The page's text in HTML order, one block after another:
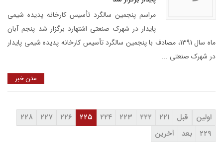
مراسم پنجمین سالگرد تأسیس کارخانه پدیده شیمی
پایدار در شهرک صنعتی اشتهارد برگزار شد پنجم آبان
ماه سال 1391، مصادف با پنجمین سالگرد تأسیس کارخانه پدیده شیمی پایدار
در شهرک صنعتی ...
متن خبر
اولین قبل ۲۲۱ ۲۲۲ ۲۲۳ ۲۲۴ ۲۲۵ ۲۲۶ ۲۲۷
۲۲۸
۲۲۹
بعد آخرین